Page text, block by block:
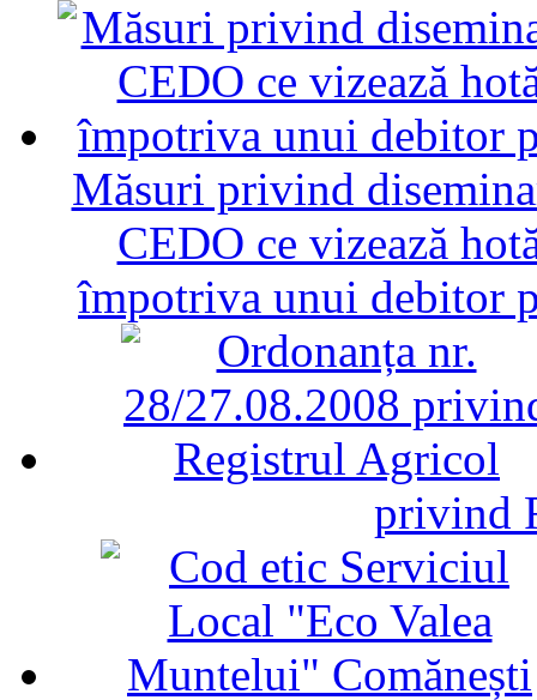
Măsuri privind
CEDO ce vizează
împotriva unui debitor
privind